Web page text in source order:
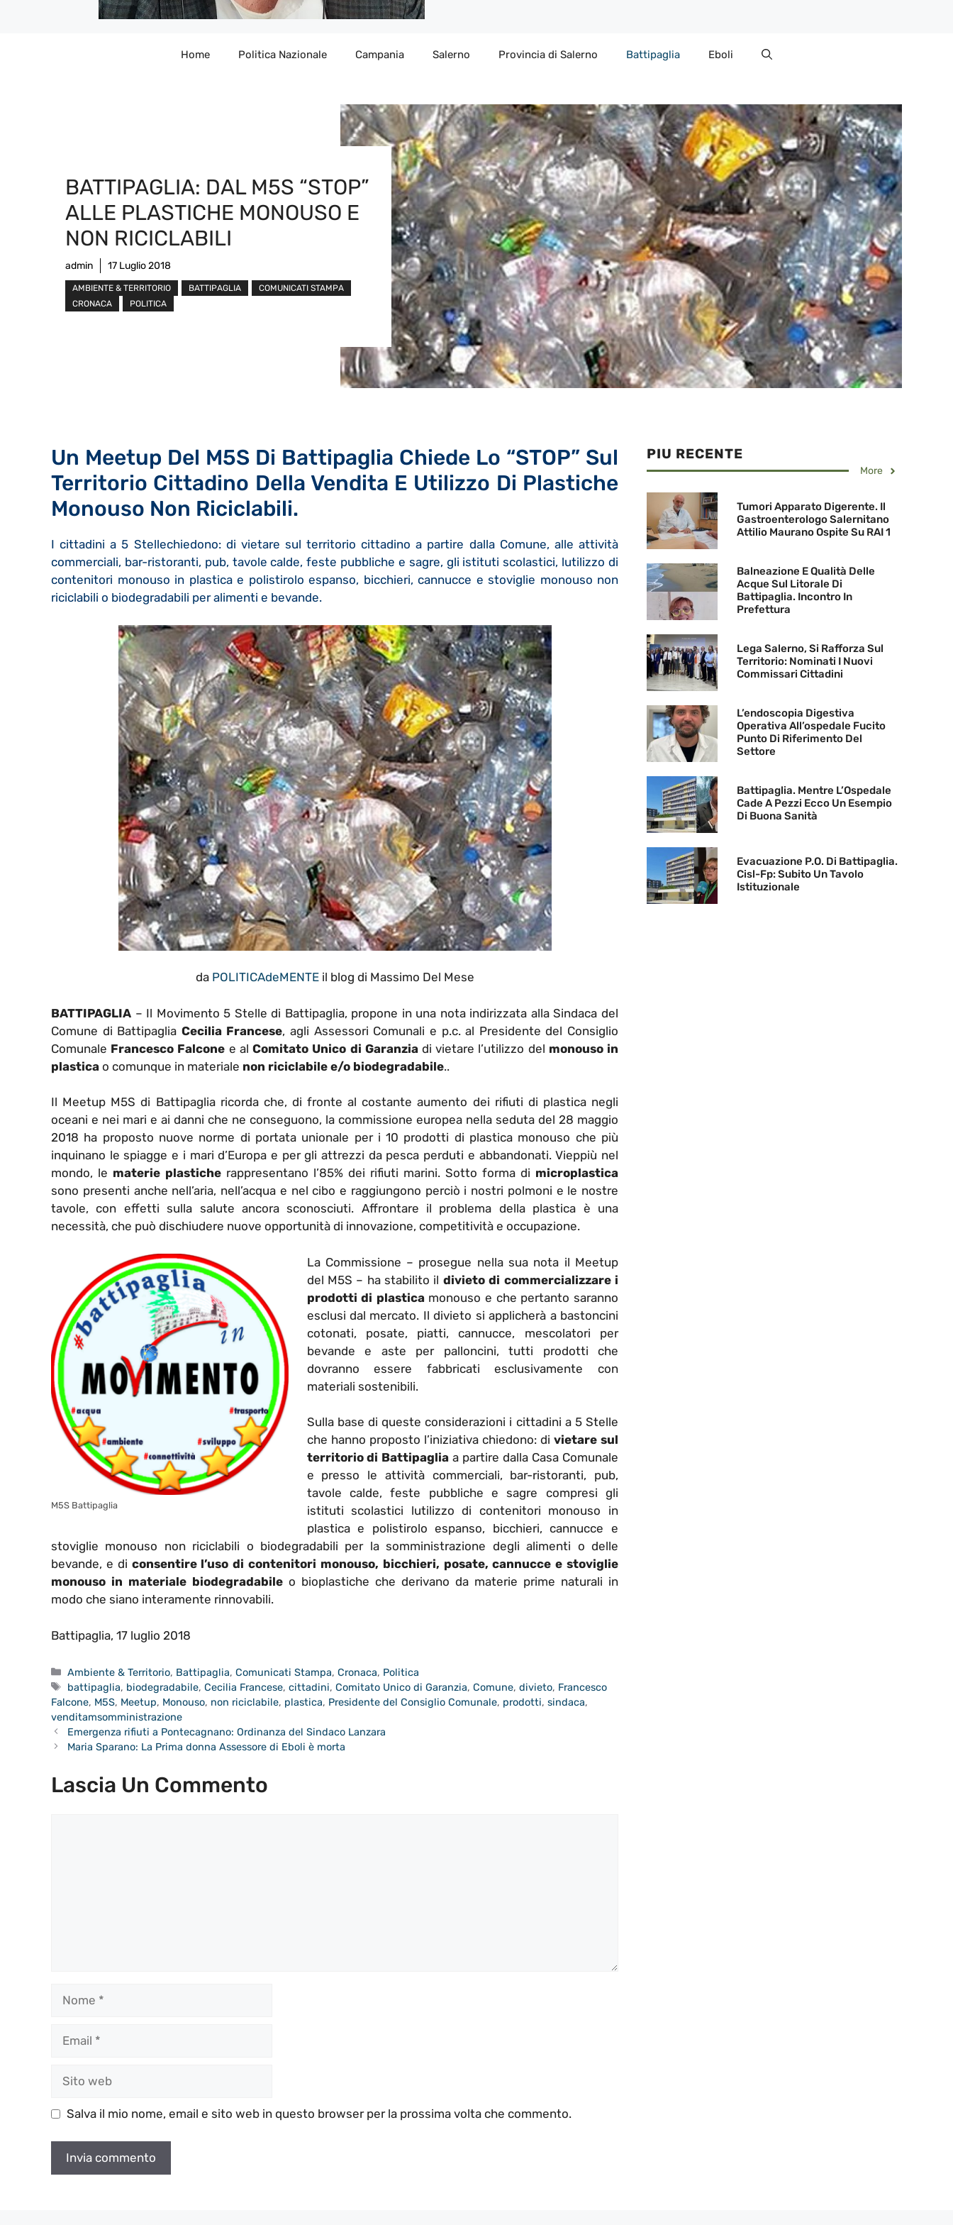
Home Politica Nazionale Campania Salerno Provincia di Salerno Battipaglia Eboli
BATTIPAGLIA: DAL M5S “STOP”
ALLE PLASTICHE MONOUSO E
NON RICICLABILI
admin 17 Luglio 2018
AMBIENTE & TERRITORIO BATTIPAGLIA
COMUNICATI STAMPA
CRONACA
POLITICA
Un Meetup Del M5S Di Battipaglia Chiede Lo “STOP” Sul
Territorio Cittadino Della Vendita E Utilizzo Di Plastiche
Monouso Non Riciclabili.
I cittadini a 5 Stellechiedono: di vietare sul territorio cittadino a partire dalla Comune, alle attività
commerciali, bar-ristoranti, pub, tavole calde, feste pubbliche e sagre, gli istituti scolastici, lutilizzo di
contenitori monouso in plastica e polistirolo espanso, bicchieri, cannucce e stoviglie monouso non
riciclabili o biodegradabili per alimenti e bevande.
da POLITICAdeMENTEil blog di Massimo Del Mese
BATTIPAGLIA – Il Movimento 5 Stelle di Battipaglia, propone in una nota indirizzata alla Sindaca del
Comune di Battipaglia Cecilia Francese, agli Assessori Comunali e p.c. al Presidente del Consiglio
Comunale Francesco Falcone e alComitato Unico di Garanziadi vietare l’utilizzo del monouso in
plastica o comunque in materiale non riciclabile e/o biodegradabile..
Il Meetup M5S di Battipaglia ricorda che, di fronte al costante aumento dei rifiuti di plastica negli
oceani e nei mari e ai danni che ne conseguono, la commissione europea nella seduta del 28 maggio
2018 ha proposto nuove norme di portata unionale per i 10 prodotti di plastica monouso che più
inquinano le spiagge e i mari d’Europa e per gli attrezzi da pesca perduti e abbandonati. Vieppiù nel
mondo, le materie plastiche rappresentano l’85% dei rifiuti marini. Sotto forma di microplastica
sono presenti anche nell’aria, nell’acqua e nel cibo e raggiungono perciò i nostri polmoni e le nostre
tavole, con effetti sulla salute ancora sconosciuti. Affrontare il problema della plastica è una
necessità, che può dischiudere nuove opportunità di innovazione, competitività e occupazione.
M5S Battipaglia
La Commissione – prosegue nella sua nota il Meetup
del M5S – ha stabilito il divieto di commercializzare i
prodotti di plasticamonouso e che pertanto saranno
esclusi dal mercato. Il divieto si applicherà a bastoncini
cotonati, posate, piatti, cannucce, mescolatori per
bevande e aste per palloncini, tutti prodotti che
dovranno essere fabbricati esclusivamente con
materiali sostenibili.
Sulla base di queste considerazioni i cittadini a 5 Stelle
che hanno proposto l’iniziativa chiedono: di vietare sul
territorio di Battipaglia a partire dalla Casa Comunale
e presso le attività commerciali, bar-ristoranti, pub,
tavole calde, feste pubbliche e sagre compresi gli
istituti scolastici lutilizzo di contenitori monouso in
plastica e polistirolo espanso, bicchieri, cannucce e
stoviglie monouso non riciclabili o biodegradabili per la somministrazione degli alimenti o delle
bevande, e di consentire l’uso di contenitori monouso, bicchieri, posate, cannucce e stoviglie
monouso in materiale biodegradabile o bioplastiche che derivano da materie prime naturali in
modo che siano interamente rinnovabili.
Battipaglia, 17 luglio 2018
Categorie
Ambiente & Territorio, Battipaglia,Comunicati Stampa,Cronaca, Politica
Tag
battipaglia, biodegradabile,Cecilia Francese,cittadini,Comitato Unico di Garanzia,Comune,divieto, Francesco
Falcone, M5S, Meetup, Monouso, non riciclabile, plastica, Presidente del Consiglio Comunale, prodotti, sindaca,
venditamsomministrazione
Emergenza rifiuti a Pontecagnano: Ordinanza del Sindaco Lanzara
Maria Sparano: La Prima donna Assessore di Eboli è morta
Lascia Un Commento
Salva il mio nome, email e sito web in questo browser per la prossima volta che commento.
PIU RECENTE
More
Tumori Apparato Digerente. Il
Gastroenterologo Salernitano
Attilio Maurano Ospite Su RAI 1
Balneazione E Qualità Delle
Acque Sul Litorale Di
Battipaglia. Incontro In
Prefettura
Lega Salerno, Si Rafforza Sul
Territorio: Nominati I Nuovi
Commissari Cittadini
L’endoscopia Digestiva
Operativa All’ospedale Fucito
Punto Di Riferimento Del
Settore
Battipaglia. Mentre L’Ospedale
Cade A Pezzi Ecco Un Esempio
Di Buona Sanità
Evacuazione P.O. Di Battipaglia.
Cisl-Fp: Subito Un Tavolo
Istituzionale